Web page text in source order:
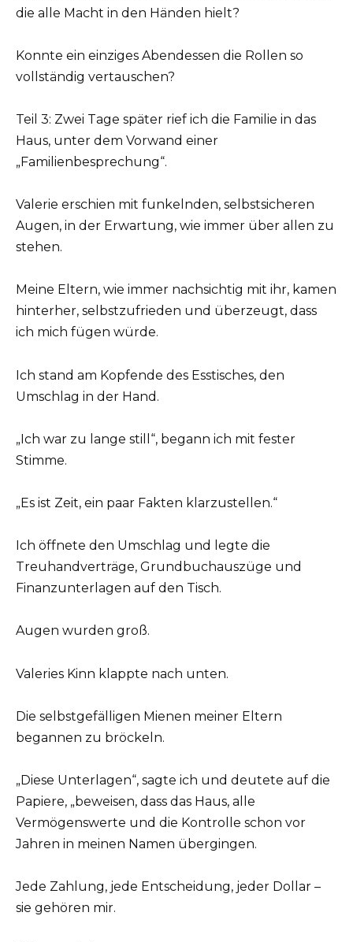
die alle Macht in den Händen hielt?
Konnte ein einziges Abendessen die Rollen so
vollständig vertauschen?
Teil 3: Zwei Tage später rief ich die Familie in das
Haus, unter dem Vorwand einer
„Familienbesprechung“.
Valerie erschien mit funkelnden, selbstsicheren
Augen, in der Erwartung, wie immer über allen zu
stehen.
Meine Eltern, wie immer nachsichtig mit ihr, kamen
hinterher, selbstzufrieden und überzeugt, dass
ich mich fügen würde.
Ich stand am Kopfende des Esstisches, den
Umschlag in der Hand.
„Ich war zu lange still“, begann ich mit fester
Stimme.
„Es ist Zeit, ein paar Fakten klarzustellen.“
Ich öffnete den Umschlag und legte die
Treuhandverträge, Grundbuchauszüge und
Finanzunterlagen auf den Tisch.
Augen wurden groß.
Valeries Kinn klappte nach unten.
Die selbstgefälligen Mienen meiner Eltern
begannen zu bröckeln.
„Diese Unterlagen“, sagte ich und deutete auf die
Papiere, „beweisen, dass das Haus, alle
Vermögenswerte und die Kontrolle schon vor
Jahren in meinen Namen übergingen.
Jede Zahlung, jede Entscheidung, jeder Dollar –
sie gehören mir.